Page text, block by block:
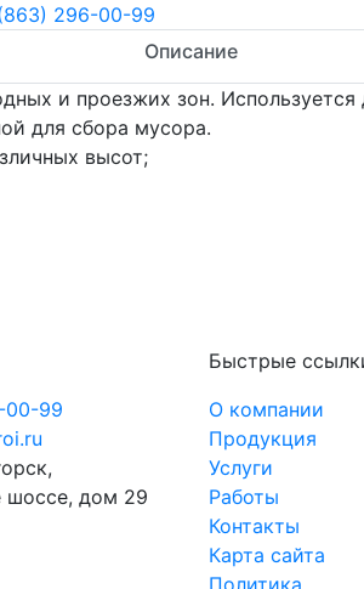
296-00-99
Описание
и проезжих зон. Используется
для сбора мусора.
высот;
00-99
шоссе, дом 29
Быстрые
О компании
Продукция
Услуги
Работы
Контакты
Карта сайта
Политика